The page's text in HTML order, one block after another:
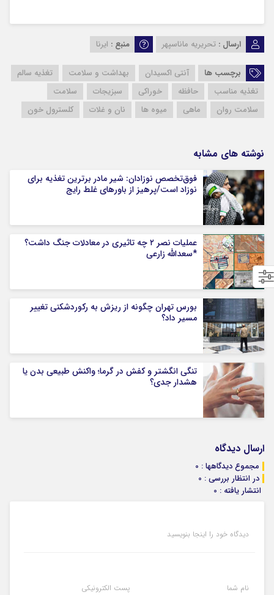
ارسال : تحریریه ماناسپهر منبع : ایرنا
برچسب ها آنتی اکسیدان بهداشت و سلامت
تغذیه سالم
تغذیه مناسب
حافظه خوراکی‌ سبزيجات
سلامت
سلامت روان
ماهی میوه ها نان و غلات کلسترول خون
نوشته های مشابه
فوق‌تخصص نوزادان: شیر مادر برترین تغذیه برای
نوزاد است/پرهیز از باورهای غلط رایج
عملیات نصر ۲ چه تاثیری در معادلات جنگ داشت؟
*سعدالله زارعی
بورس تهران چگونه از ریزش به رکوردشکنی تغییر
مسیر داد؟
تنگی انگشتر و کفش در گرما؛ واکنش طبیعی بدن یا
هشدار جدی؟
ارسال دیدگاه
مجموع دیدگاهها : 0
در انتظار بررسی : 0
انتشار یافته : 0
دیدگاه خود را اینجا بنویسید
نام شما پست الکترونیکی